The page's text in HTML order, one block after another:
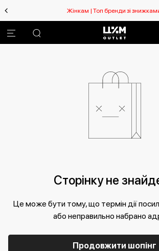
Жінкам | Топ бренди зі
Сторінку не
Це може бути тому, що термін дії
або неправильно набрано
Продовжити шопінг